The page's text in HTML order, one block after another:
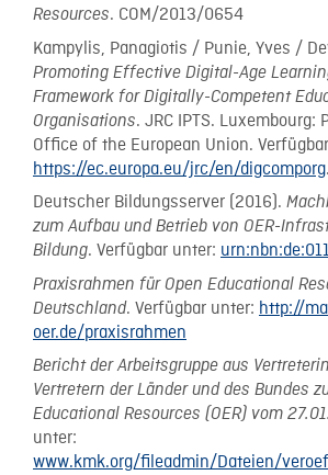
Resources. COM/2013/0654
Kampylis, Panagiotis / Punie, Yves /
Promoting Effective Digital-Age
Framework for Digitally-Competent
Organisations. JRC IPTS. Luxembourg:
Office of the European Union.
https://ec.europa.eu/jrc/en/digcomporg.
Deutscher Bildungsserver (2016).
zum Aufbau und Betrieb von OER-
Bildung. Verfügbar unter:
Praxisrahmen für Open Educational
Deutschland. Verfügbar unter: http://
oer.de/praxisrahmen
Bericht der Arbeitsgruppe aus
Vertretern der Länder und des Bundes
Educational Resources (OER) vom
unter:
www.kmk.org/fileadmin/Dateien/